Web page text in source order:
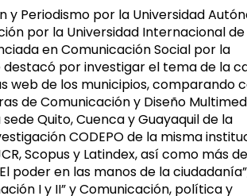
y Periodismo por la Universidad
por la Universidad Internacional
en Comunicación Social por la
por investigar el tema de la
web de los municipios, comparando
de Comunicación y Diseño
Quito, Cuenca y Guayaquil de la
CODEPO de la misma
Scopus y Latindex, así como más
poder en las manos de la
I y II” y Comunicación, política y